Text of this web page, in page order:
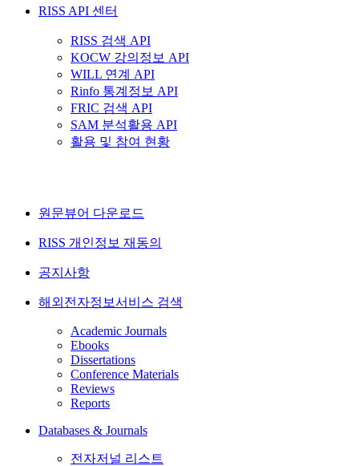
RISS API 센터
RISS 검색 API
KOCW 강의정보 API
WILL 연계 API
Rinfo 통계정보 API
FRIC 검색 API
SAM 분석활용 API
활용 및 참여 현황
원문뷰어 다운로드
RISS 개인정보 재동의
공지사항
해외전자정보서비스 검색
Academic Journals
Ebooks
Dissertations
Conference Materials
Reviews
Reports
Databases & Journals
전자저널 리스트